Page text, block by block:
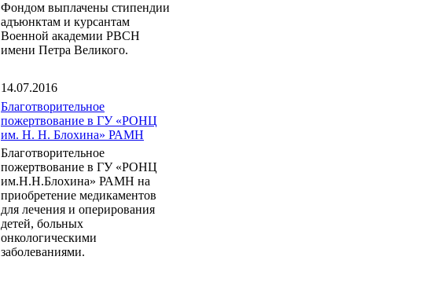
Фондом выплачены стипендии
адъюнктам и курсантам
Военной академии РВСН
имени Петра Великого.
14.07.2016
Благотворительное
пожертвование в ГУ «РОНЦ
им. Н. Н. Блохина» РАМН
Благотворительное
пожертвование в ГУ «РОНЦ
им.Н.Н.Блохина» РАМН на
приобретение медикаментов
для лечения и оперирования
детей, больных
онкологическими
заболеваниями.